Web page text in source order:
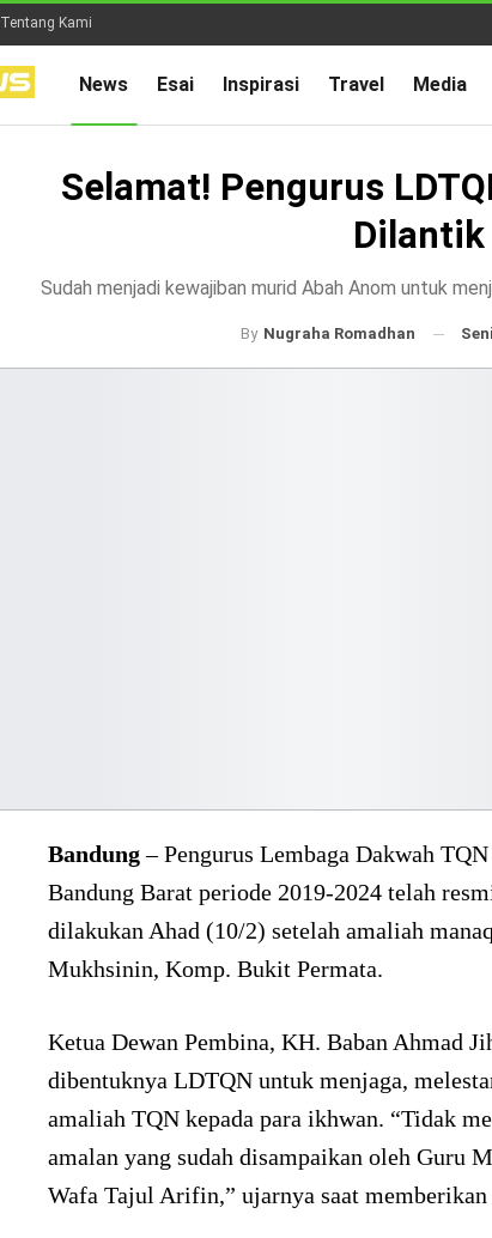
Tentang Kami
News Esai Inspirasi Travel Media
Selamat! Pengurus
Dilantik
Sudah menjadi kewajiban murid Abah Anom untuk
By Nugraha Romadhan
Bandung– Pengurus Lembaga Dakwah
Bandung Barat periode 2019-2024 telah
dilakukan Ahad (10/2) setelah amaliah
Mukhsinin, Komp. Bukit Permata.
Ketua Dewan Pembina, KH. Baban Ahmad
dibentuknya LDTQN untuk menjaga,
amaliah TQN kepada para ikhwan. “Tidak
amalan yang sudah disampaikan oleh Guru
Wafa Tajul Arifin,” ujarnya saat memberikan